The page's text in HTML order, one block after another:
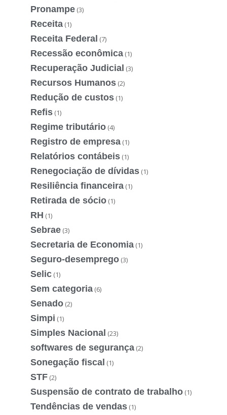
Pronampe (3)
Receita (1)
Receita Federal (7)
Recessão econômica (1)
Recuperação Judicial (3)
Recursos Humanos (2)
Redução de custos (1)
Refis (1)
Regime tributário (4)
Registro de empresa (1)
Relatórios contábeis (1)
Renegociação de dívidas (1)
Resiliência financeira (1)
Retirada de sócio (1)
RH (1)
Sebrae (3)
Secretaria de Economia (1)
Seguro-desemprego (3)
Selic (1)
Sem categoria (6)
Senado (2)
Simpi (1)
Simples Nacional (23)
softwares de segurança (2)
Sonegação fiscal (1)
STF (2)
Suspensão de contrato de trabalho (1)
Tendências de vendas (1)